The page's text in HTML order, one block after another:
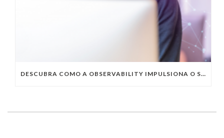
DESCUBRA COMO A OBSERVABILITY IMPULSIONA O SUCESSO DO SEU NEGÓCIO